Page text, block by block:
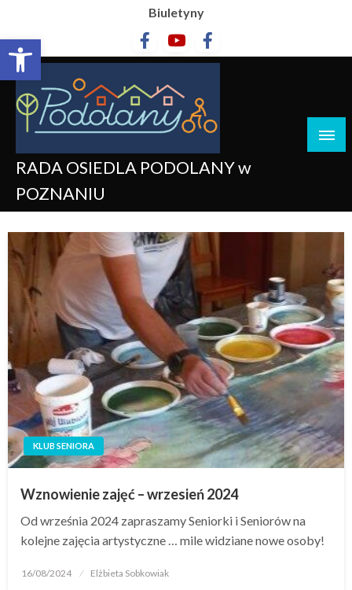
Otwórz pasek narzędzi
Biuletyny
RADA OSIEDLA PODOLANY w
POZNANIU
KLUB SENIORA
Wznowienie zajęć – wrzesień 2024
Od września 2024 zapraszamy Seniorki i Seniorów na
kolejne zajęcia artystyczne … mile widziane nowe osoby!
16/08/2024 Elżbieta Sobkowiak